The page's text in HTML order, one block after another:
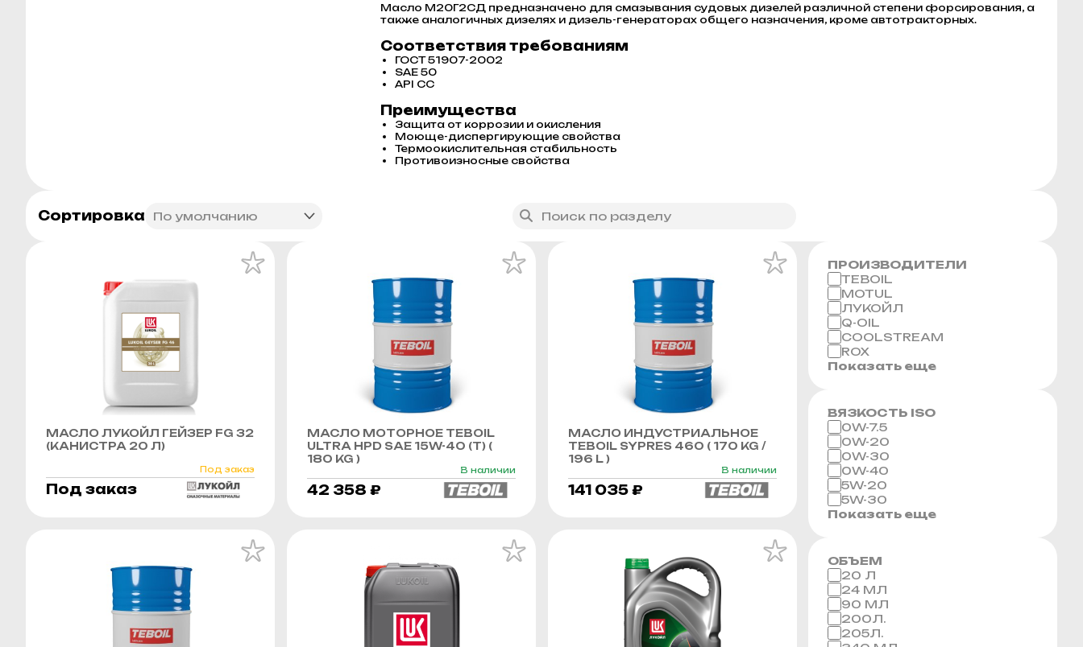
Масло М20Г2СД предназначено для смазывания судовых дизелей различной степени форсирования, а
также аналогичных дизелях и дизель-генераторах общего назначения, кроме автотракторных.
Соответствия требованиям
ГОСТ 51907-2002
SAE 50
API CC
Преимущества
Защита от коррозии и окисления
Моюще-диспергирующие свойства
Термоокислительная стабильность
Противоизносные свойства
Сортировка
МАСЛО ЛУКОЙЛ ГЕЙЗЕР FG 32
(КАНИСТРА 20 Л)
Под заказ
Под заказ
МАСЛО МОТОРНОЕ TEBOIL
ULTRA HPD SAE 15W-40 (Т) (
180 KG )
В наличии
42 358 ₽
МАСЛО ИНДУСТРИАЛЬНОЕ
TEBOIL SYPRES 460 ( 170 KG /
196 L )
В наличии
141 035 ₽
ПРОИЗВОДИТЕЛИ
TEBOIL
MOTUL
ЛУКОЙЛ
Q-OIL
COOLSTREAM
ROX
Показать еще
ВЯЗКОСТЬ ISO
0W-7.5
0W-20
0W-30
0W-40
5W-20
5W-30
Показать еще
ОБЪЕМ
20 Л
24 МЛ
90 МЛ
200Л.
205Л.